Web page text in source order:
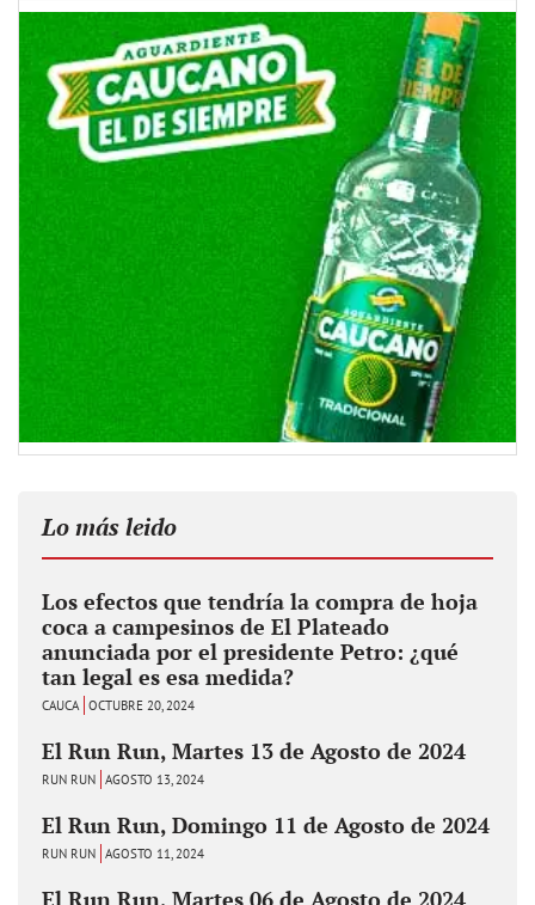
Lo más leido
Los efectos que tendría la compra de hoja
coca a campesinos de El Plateado
anunciada por el presidente Petro: ¿qué
tan legal es esa medida?
CAUCA OCTUBRE 20, 2024
El Run Run, Martes 13 de Agosto de 2024
RUN RUN AGOSTO 13, 2024
El Run Run, Domingo 11 de Agosto de 2024
RUN RUN AGOSTO 11, 2024
El Run Run, Martes 06 de Agosto de 2024